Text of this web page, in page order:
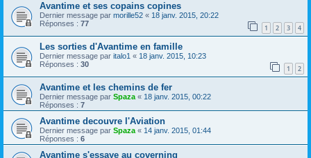
Avantime et ses copains copines
Dernier message par morille52 « 18 janv. 2015, 20:22
Réponses : 77 1 2 3 4
Les sorties d'Avantime en famille
Dernier message par italo1 « 18 janv. 2015, 10:23
Réponses : 30 1 2
Avantime et les chemins de fer
Dernier message par Spaza « 18 janv. 2015, 00:22
Réponses : 7
Avantime decouvre l'Aviation
Dernier message par Spaza « 14 janv. 2015, 01:44
Réponses : 6
Avantime s'essaye au coverning